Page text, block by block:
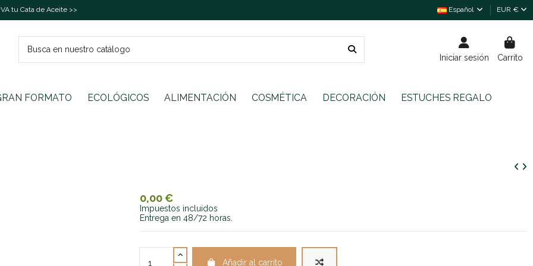
tu Cata de Aceite >> Español EUR €
Iniciar sesión Carrito
FORMATO ECOLÓGICOS ALIMENTACIÓN COSMÉTICA DECORACIÓN ESTUCHES REGALO
0,00 €
Impuestos incluidos
Entrega en 48/72 horas.
Añadir al carrito